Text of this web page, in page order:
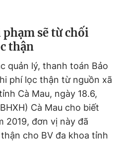
sẽ từ chối
thận
quản lý, thanh toán Bảo
phí lọc thận từ nguồn xã
Cà Mau, ngày 18.6,
Cà Mau cho biết
2019, đơn vị này đã
cho BV đa khoa tỉnh